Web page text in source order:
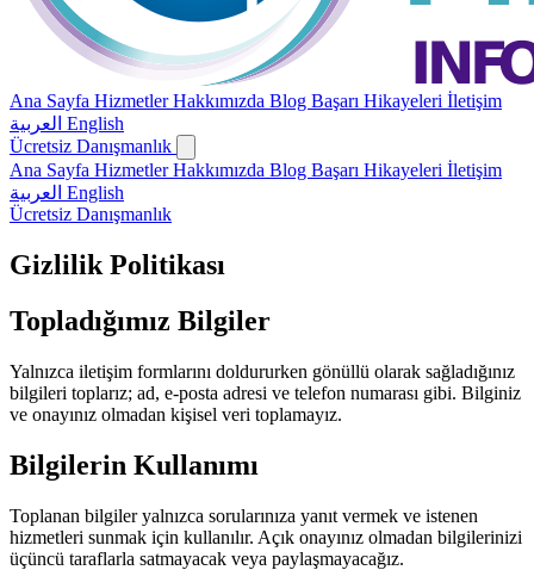
Ana Sayfa HizmetlerHakkımızda Blog Başarı Hikayeleri İletişim
English
Ücretsiz Danışmanlık
Ana Sayfa HizmetlerHakkımızda Blog Başarı Hikayeleri İletişim
English
Ücretsiz Danışmanlık
Gizlilik Politikası
Topladığımız Bilgiler
Yalnızca iletişim formlarını doldururken gönüllü olarak sağladığınız
bilgileri toplarız; ad, e-posta adresi ve telefon numarası gibi. Bilginiz
ve onayınız olmadan kişisel veri toplamayız.
Bilgilerin Kullanımı
Toplanan bilgiler yalnızca sorularınıza yanıt vermek ve istenen
hizmetleri sunmak için kullanılır. Açık onayınız olmadan bilgilerinizi
üçüncü taraflarla satmayacak veya paylaşmayacağız.